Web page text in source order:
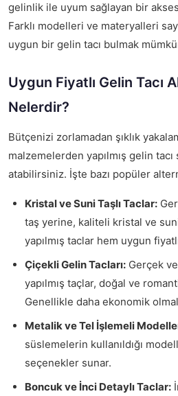
gelinlik ile uyum sağlayan bir
Farklı modelleri ve materyalleri
uygun bir gelin tacı bulmak
Uygun Fiyatlı Gelin Tacı
Nelerdir?
Bütçenizi zorlamadan şıklık
malzemelerden yapılmış gelin
atabilirsiniz. İşte bazı popüler
Kristal ve Suni Taşlı Taclar:
taş yerine, kaliteli kristal ve
yapılmış taclar hem uygun
Çiçekli Gelin Tacları: Gerçek
yapılmış taçlar, doğal ve
Genellikle daha ekonomik
Metalik ve Tel İşlemeli
süslemelerin kullanıldığı
seçenekler sunar.
Boncuk ve İnci Detaylı Taclar: